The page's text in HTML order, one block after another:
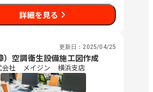
詳細を見る
更新日： 2025/04/25
）空調衛生設備施工図作成
会社 メイジン 横浜支店